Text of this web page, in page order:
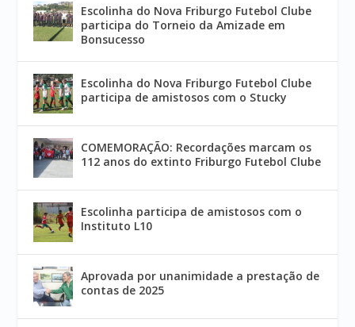
Escolinha do Nova Friburgo Futebol Clube
participa do Torneio da Amizade em
Bonsucesso
Escolinha do Nova Friburgo Futebol Clube
participa de amistosos com o Stucky
COMEMORAÇÃO: Recordações marcam os
112 anos do extinto Friburgo Futebol Clube
Escolinha participa de amistosos com o
Instituto L10
Aprovada por unanimidade a prestação de
contas de 2025